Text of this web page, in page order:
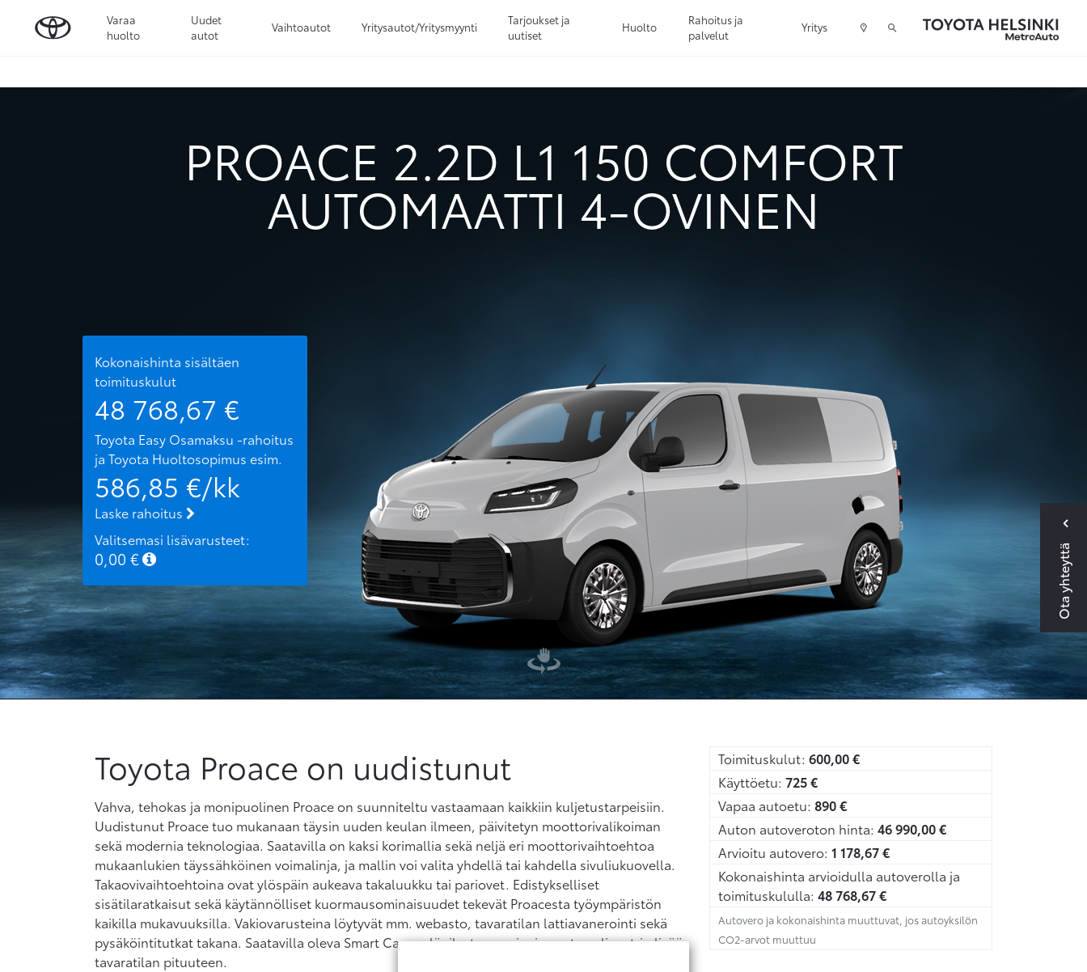
Varaa
huolto
Uudet
autot
Vaihtoautot Yritysautot/Yritysmyynti
Tarjoukset ja
uutiset
Huolto
Rahoitus ja
palvelut
Yritys
Ota yhteyttä
PROACE 2.2D L1 150 COMFORT
AUTOMAATTI 4-OVINEN
Kokonaishinta sisältäen
toimituskulut
48 768,67 €
Toyota Easy Osamaksu -rahoitus
ja Toyota Huoltosopimus esim.
586,85 €/kk
Laske rahoitus
Valitsemasi lisävarusteet:
0,00 €
Toyota Proace on uudistunut
Vahva, tehokas ja monipuolinen Proace on suunniteltu vastaamaan kaikkiin kuljetustarpeisiin.
Uudistunut Proace tuo mukanaan täysin uuden keulan ilmeen, päivitetyn moottorivalikoiman
sekä modernia teknologiaa. Saatavilla on kaksi korimallia sekä neljä eri moottorivaihtoehtoa
mukaanlukien täyssähköinen voimalinja, ja mallin voi valita yhdellä tai kahdella sivuliukuovella.
Takaovivaihtoehtoina ovat ylöspäin aukeava takaluukku tai pariovet. Edistykselliset
sisätilaratkaisut sekä käytännölliset kuormausominaisuudet tekevät Proacesta työympäristön
kaikilla mukavuuksilla. Vakiovarusteina löytyvät mm. webasto, tavaratilan lattiavanerointi sekä
pysäköintitutkat takana. Saatavilla oleva Smart Cargo -läpilastausominaisuus tuo yli metrin lisää
tavaratilan pituuteen.
Toimituskulut: 600,00€
Käyttöetu: 725€
Vapaa autoetu: 890€
Auton autoveroton hinta: 46 990,00€
Arvioitu autovero: 1 178,67€
Kokonaishinta arvioidulla autoverolla ja
toimituskululla: 48 768,67€
Autovero ja kokonaishinta muuttuvat, jos autoyksilön
CO2-arvot muuttuu